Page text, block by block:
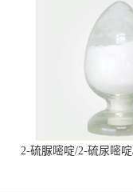
2-硫脲嘧啶/2-硫尿嘧